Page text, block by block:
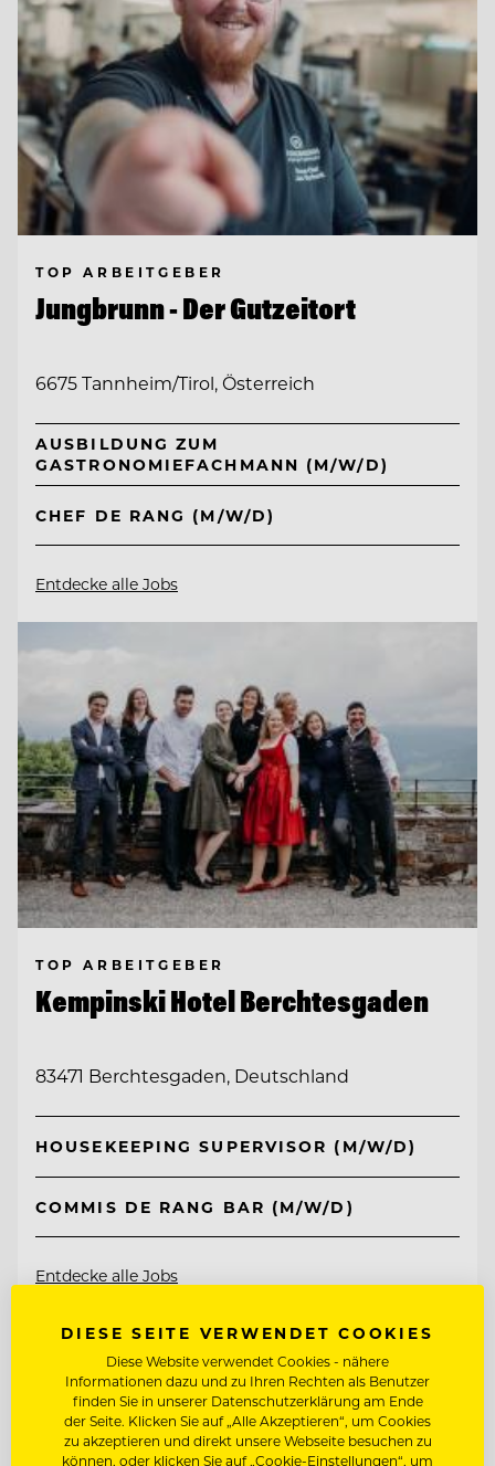
TOP ARBEITGEBER
Jungbrunn - Der Gutzeitort
6675 Tannheim/Tirol, Österreich
AUSBILDUNG ZUM
GASTRONOMIEFACHMANN (M/W/D)
CHEF DE RANG (M/W/D)
Entdecke alle Jobs
TOP ARBEITGEBER
Kempinski Hotel Berchtesgaden
83471 Berchtesgaden, Deutschland
HOUSEKEEPING SUPERVISOR (M/W/D)
COMMIS DE RANG BAR (M/W/D)
Entdecke alle Jobs
DIESE SEITE VERWENDET COOKIES
Diese Website verwendet Cookies - nähere
Informationen dazu und zu Ihren Rechten als Benutzer
finden Sie in unserer Datenschutzerklärung am Ende
der Seite. Klicken Sie auf „Alle Akzeptieren“, um Cookies
zu akzeptieren und direkt unsere Webseite besuchen zu
können, oder klicken Sie auf „Cookie-Einstellungen“, um